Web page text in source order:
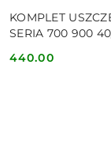
KOMPLET
SERIA 700 900
Cena:
440.00